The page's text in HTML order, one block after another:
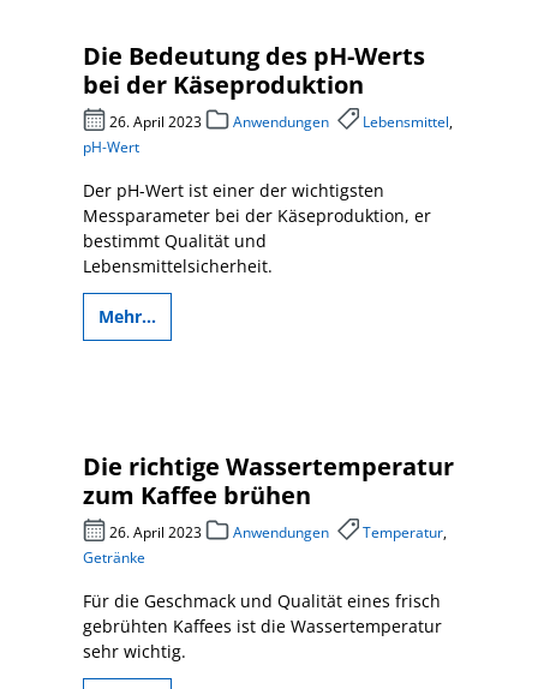
Die Bedeutung des pH-Werts
bei der Käseproduktion
26. April 2023 Anwendungen Lebensmittel,
pH-Wert
Der pH-Wert ist einer der wichtigsten
Messparameter bei der Käseproduktion, er
bestimmt Qualität und
Lebensmittelsicherheit.
Mehr...
Die richtige Wassertemperatur
zum Kaffee brühen
26. April 2023 Anwendungen Temperatur,
Getränke
Für die Geschmack und Qualität eines frisch
gebrühten Kaffees ist die Wassertemperatur
sehr wichtig.